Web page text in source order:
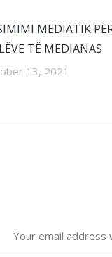
MEDIATIK
TË MEDIANAS
13, 2021
Your email address